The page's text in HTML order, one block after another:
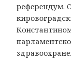
референдум.